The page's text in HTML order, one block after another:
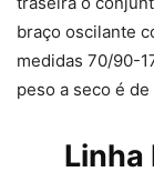
braço oscilante
medidas 70/90-
peso a seco é
Linha